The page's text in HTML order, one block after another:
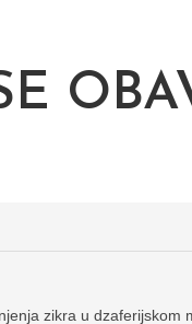
zikra u dzaferijskom